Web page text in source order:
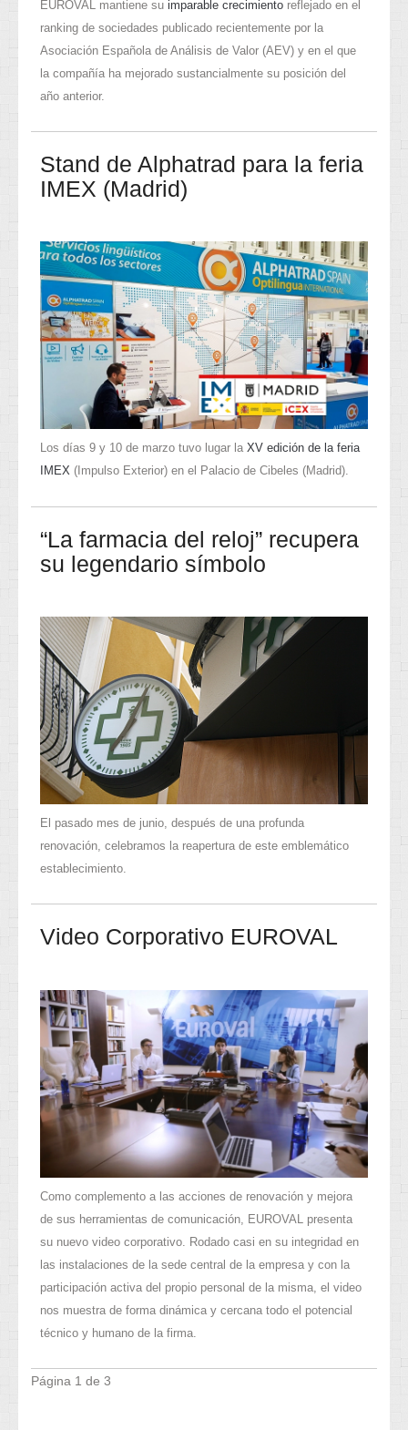
EUROVAL mantiene su imparable crecimiento reflejado en el
ranking de sociedades publicado recientemente por la
Asociación Española de Análisis de Valor (AEV) y en el que
la compañía ha mejorado sustancialmente su posición del
año anterior.
Stand de Alphatrad para la feria
IMEX (Madrid)
Los días 9 y 10 de marzo tuvo lugar la XV edición de la feria
IMEX (Impulso Exterior) en el Palacio de Cibeles (Madrid).
“La farmacia del reloj” recupera
su legendario símbolo
El pasado mes de junio, después de una profunda
renovación, celebramos la reapertura de este emblemático
establecimiento.
Video Corporativo EUROVAL
Como complemento a las acciones de renovación y mejora
de sus herramientas de comunicación, EUROVAL presenta
su nuevo video corporativo. Rodado casi en su integridad en
las instalaciones de la sede central de la empresa y con la
participación activa del propio personal de la misma, el video
nos muestra de forma dinámica y cercana todo el potencial
técnico y humano de la firma.
Página 1 de 3